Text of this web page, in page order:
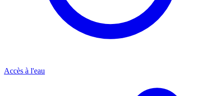
Accès à l'eau